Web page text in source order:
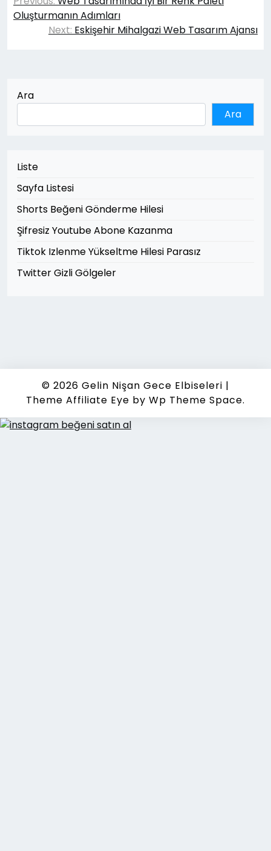
gezinmesi
Oluşturmanın Adımları
Next: Eskişehir Mihalgazi Web Tasarım Ajansı
Ara
Ara
Liste
Sayfa Listesi
Shorts Beğeni Gönderme Hilesi
Şifresiz Youtube Abone Kazanma
Tiktok Izlenme Yükseltme Hilesi Parasız
Twitter Gizli Gölgeler
© 2026 Gelin Nişan Gece Elbiseleri |
Theme Affiliate Eye by Wp Theme Space.